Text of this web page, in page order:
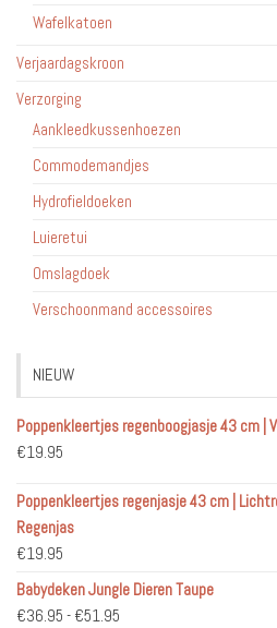
Wafelkatoen
Verjaardagskroon
Verzorging
Aankleedkussenhoezen
Commodemandjes
Hydrofieldoeken
Luieretui
Omslagdoek
Verschoonmand accessoires
NIEUW
Poppenkleertjes regenboogjasje 43 cm |
€19.95
Poppenkleertjes regenjasje 43 cm |
Regenjas
€19.95
Babydeken Jungle Dieren Taupe
€36.95 - €51.95